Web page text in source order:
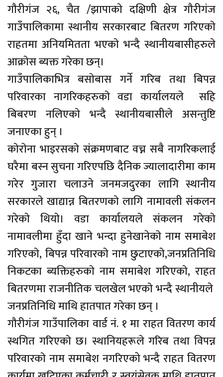
गाैरीगंज २६, चैत /झापाकाे दक्षिणी क्षेत्र गौरीगंज
गाउँपालिकामा स्थानीय सरकारबाट बितरण गरिएकाे
राहतमा अनियमितता भएकाे भन्दै स्थानीयबासीहरुले
आक्राेस ब्यक्त गरेका छन्।
गाउँपालिकाभित्र बसाेबास गर्ने गरिब तथा बिपन्न
परिवारका नागरिकहरुकाे वडा कार्यालयले सहि
बिबरण नलिएकाे भन्दै स्थानीयबासीले असन्तुष्टि
जनाएका हुन् ।
काेराेना भाइरसकाे संक्रमणबाट वच्न सबै नागरिकलाई
घरैमा बस्न सुचना गरिएपछि दैनिक ज्यालादारीमा काम
गरेर गुजारा चलाउने जनमजदुरका लागि स्थानीय
सरकारले खाद्यान्न बितरणकाे लागि नामावली संकलन
गरेकाे थियाे। वडा कार्यालयले संकलन गरेकाे
नामावलीमा हुँदा खाने भन्दा हुनेखानेकाे नाम समाबेश
गरिएकाे, बिपन्न परिवारकाे नाम छुटाएकाे,जनप्रतिनिधि
निकटका ब्यक्तिहरुकाे नाम समाबेश गरिएकाे, राहत
बितरणमा राजनीतिक चलखेल भएकाे भन्दै स्थानीयले
जनप्रतिनिधि माथि हातपात गरेका छन् ।
गौरीगंज गाउँपालिका वार्ड नं. १ मा राहत वितरण कार्य
स्थगित गरिएकाे छ। स्थानियहरूले गरिब तथा विपन्न
परिवारकाे नाम समाबेश नगरिएको भन्दै राहत वितरण